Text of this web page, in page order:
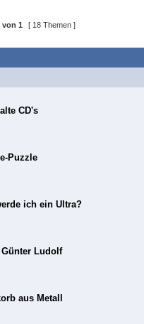
von 1 [ 18 Themen ]
CD's
Puzzle
ich ein Ultra?
Günter Ludolf
aus Metall